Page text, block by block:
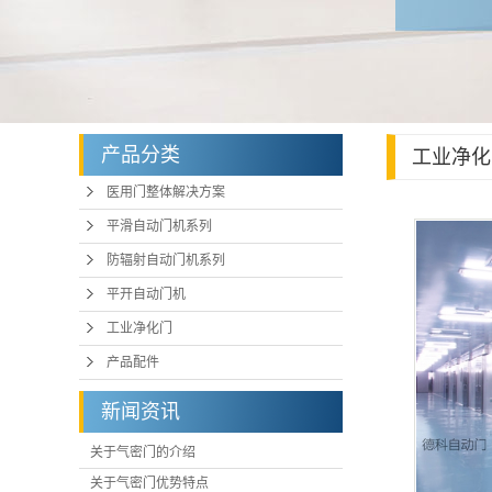
产品分类
医用门整体解决方案
平滑自动门机系列
防辐射自动门机系列
平开自动门机
工业净化门
产品配件
新闻资讯
关于气密门的介绍
关于气密门优势特点
工业净